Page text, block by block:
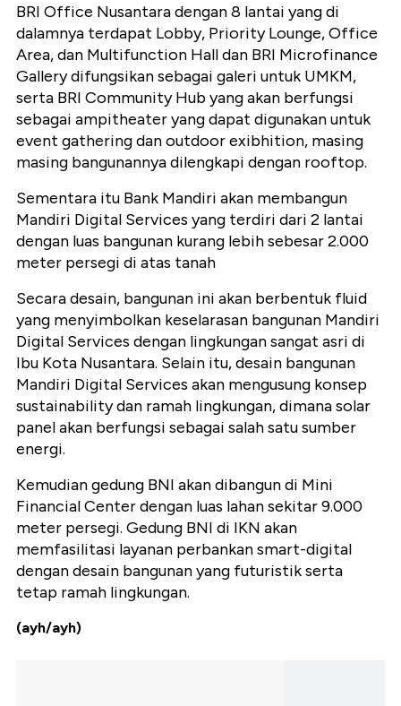
BRI Office Nusantara dengan 8 lantai yang di
dalamnya terdapat Lobby, Priority Lounge, Office
Area, dan Multifunction Hall dan BRI Microfinance
Gallery difungsikan sebagai galeri untuk UMKM,
serta BRI Community Hub yang akan berfungsi
sebagai ampitheater yang dapat digunakan untuk
event gathering dan outdoor exibhition, masing
masing bangunannya dilengkapi dengan rooftop.
Sementara itu Bank Mandiri akan membangun
Mandiri Digital Services yang terdiri dari 2 lantai
dengan luas bangunan kurang lebih sebesar 2.000
meter persegi di atas tanah
Secara desain, bangunan ini akan berbentuk fluid
yang menyimbolkan keselarasan bangunan Mandiri
Digital Services dengan lingkungan sangat asri di
Ibu Kota Nusantara. Selain itu, desain bangunan
Mandiri Digital Services akan mengusung konsep
sustainability dan ramah lingkungan, dimana solar
panel akan berfungsi sebagai salah satu sumber
energi.
Kemudian gedung BNI akan dibangun di Mini
Financial Center dengan luas lahan sekitar 9.000
meter persegi. Gedung BNI di IKN akan
memfasilitasi layanan perbankan smart-digital
dengan desain bangunan yang futuristik serta
tetap ramah lingkungan.
(ayh/ayh)